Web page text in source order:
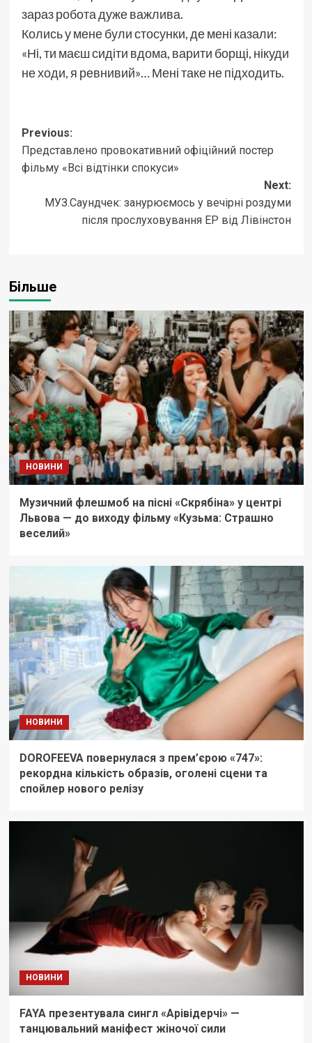
зараз робота дуже важлива.
Колись у мене були стосунки, де мені казали:
«Ні, ти маєш сидіти вдома, варити борщі, нікуди
не ходи, я ревнивий»… Мені таке не підходить.
Post
navigation
Previous:
Представлено провокативний офіційний постер
фільму «Всі відтінки спокуси»
Next:
МУЗ.Саундчек: занурюємось у вечірні роздуми
після прослуховування ЕР від Лівінстон
Більше
НОВИНИ
Музичний флешмоб на пісні «Скрябіна» у центрі
Львова — до виходу фільму «Кузьма: Страшно
веселий»
НОВИНИ
DOROFEEVA повернулася з прем’єрою «747»:
рекордна кількість образів, оголені сцени та
спойлер нового релізу
НОВИНИ
FAYA презентувала сингл «Арівідерчі» —
танцювальний маніфест жіночої сили